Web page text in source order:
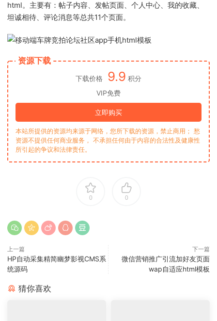
html。主要有：帖子内容、发帖页面、个人中心、我的收藏、
坦诚相待、评论消息等总共11个页面。
资源下载
下载价格 9.9 积分
VIP免费
立即购买
本站所提供的资源均来源于网络，您所下载的资源，禁止商用； 愁
资源不提供任何商业服务， 不承担任何由于内容的合法性及健康性
所引起的争议和法律责任。
0 0
上一篇
HP自动采集精简幽梦影视CMS系
统源码
下一篇
微信营销推广引流加好友页面
wap自适应html模板
猜你喜欢